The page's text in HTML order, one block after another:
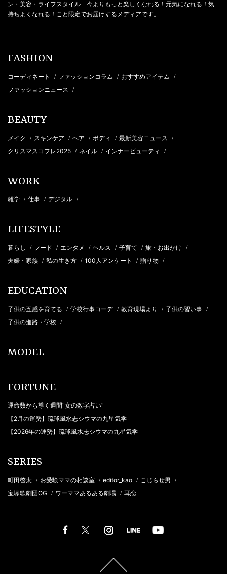
ン・美容・ライフスタイル…今よりもっと楽しくなれる！元気になれる！気
持ちよくなれる！こと限定でお届けするメディアです。
FASHION
コーディネート / ファッションコラム / おすすめアイテム /
ファッションニュース /
BEAUTY
メイク / スキンケア / ヘア / ボディ / 最新美容ニュース /
クリスマスコフレ2025 / ネイル / インナービューティ /
WORK
雑学 / 仕事 / デジタル /
LIFESTYLE
暮らし / フード / エンタメ / ヘルス / 子育て / 旅・お出かけ /
夫婦・家族 / 私の生き方 / 100人アンケート / 贈り物 /
EDUCATION
子供の五感を育てる / 学校行事コーデ / 教育現場より / 子供の習い事 /
子供の進路・学校 /
MODEL
FORTUNE
運命数から導く週間“女の数字占い”
【2月の運勢】琉球風水志シウマの九星気学
【2026年の運勢】琉球風水志シウマの九星気学
SERIES
町田啓太 / お受験ママの相談室 / editor_kao / こじらせ男 /
宝塚歌劇団OG / ワーママあるある劇場 / 耳恋